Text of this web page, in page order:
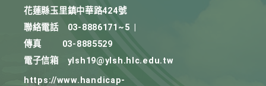
花蓮縣玉里鎮中華路424號
聯絡電話
03-8886171~5
傳真
03-8885529
電子信箱
ylsh19@ylsh.hlc.edu.tw
https://www.handicap-